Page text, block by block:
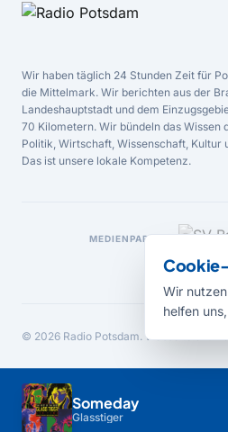
Someday
Glasstiger
Wir haben täglich 24 Stunden Zeit für
die Mittelmark. Wir berichten aus der
Landeshauptstadt und dem
70 Kilometern. Wir bündeln das Wissen
Politik, Wirtschaft, Wissenschaft, Kultur
Das ist unsere lokale Kompetenz.
MEDIENPARTNER
© 2026 Radio Potsdam. Webseite
Wir
helfen